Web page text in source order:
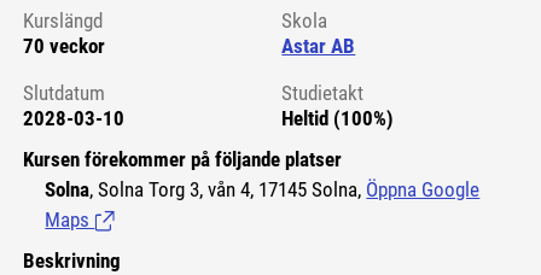
Kurslängd
70 veckor
Skola
Astar AB
Slutdatum
2028-03-10
Studietakt
Heltid (100%)
Kursen förekommer på följande platser
Solna, Solna Torg 3, vån 4, 17145 Solna, Öppna Google
Maps (Länk till extern sida.)
Beskrivning